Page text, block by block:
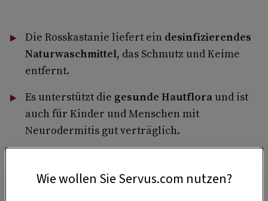
Die Rosskastanie liefert ein desinfizierendes
Naturwaschmittel, das Schmutz und Keime
entfernt.
Es unterstützt die gesunde Hautfloraund ist
auch für Kinder und Menschen mit
Neurodermitis gut verträglich.
Wie wollen Sie Servus.com nutzen?